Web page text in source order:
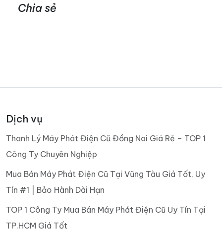
Chia sẻ
Dịch vụ
Thanh Lý Máy Phát Điện Cũ Đồng Nai Giá Rẻ – TOP 1
Công Ty Chuyên Nghiệp
Mua Bán Máy Phát Điện Cũ Tại Vũng Tàu Giá Tốt, Uy
Tín #1 | Bảo Hành Dài Hạn
TOP 1 Công Ty Mua Bán Máy Phát Điện Cũ Uy Tín Tại
TP.HCM Giá Tốt